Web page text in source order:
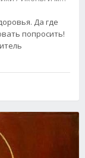
Да где
попросить!